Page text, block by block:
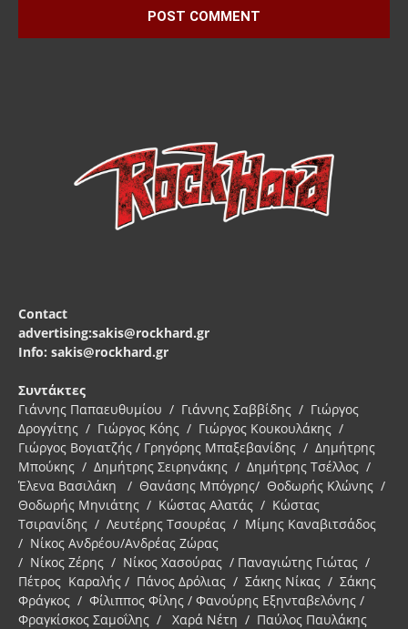
Contact
advertising:sakis@rockhard.gr
Info: sakis@rockhard.gr
Συντάκτες
Γιάννης Παπαευθυμίου / Γιάννης Σαββίδης / Γιώργος
Δρογγίτης / Γιώργος Κόης / Γιώργος Κουκουλάκης /
Γιώργος Βογιατζής / Γρηγόρης Μπαξεβανίδης / Δημήτρης
Μπούκης / Δημήτρης Σειρηνάκης / Δημήτρης Τσέλλος /
Έλενα Βασιλάκη / Θανάσης Μπόγρης/ Θοδωρής Κλώνης /
Θοδωρής Μηνιάτης / Κώστας Αλατάς / Κώστας
Τσιρανίδης / Λευτέρης Τσουρέας / Μίμης Καναβιτσάδος
/ Νίκος Ανδρέου/Ανδρέας Ζώρας
/ Νίκος Ζέρης / Νίκος Χασούρας / Παναγιώτης Γιώτας /
Πέτρος Καραλής / Πάνος Δρόλιας / Σάκης Νίκας / Σάκης
Φράγκος / Φίλιππος Φίλης / Φανούρης Εξηνταβελόνης /
Φραγκίσκος Σαμοΐλης / Χαρά Νέτη / Παύλος Παυλάκης